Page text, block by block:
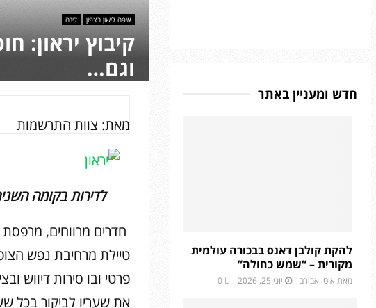
איפה לישון בצפון לינה
קיבוץ יראון:
וגם…
מאת: צוות התרשמות
לדירות בקומה
חדרים מרווחים,
טיילת מרחיבת נפש
פרטי ובו סירות דיווש
חדש ומעניין באתר
להקת קולבן דאנס בבכורה עולמית
מקורית – “שמש כחולה”
מאת איטו אבירם יוני 25, 2026 0